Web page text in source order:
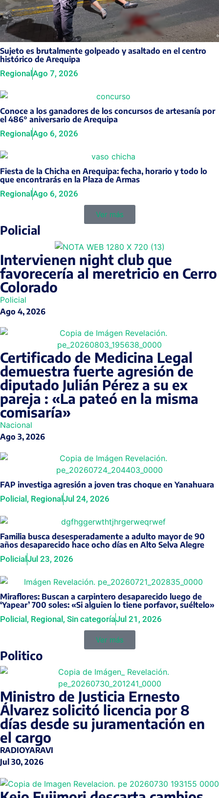
Sujeto es brutalmente golpeado y asaltado en el centro
histórico de Arequipa
Regional Ago 7, 2026
Conoce a los ganadores de los concursos de artesanía por
el 486° aniversario de Arequipa
Regional Ago 6, 2026
Fiesta de la Chicha en Arequipa: fecha, horario y todo lo
que encontrarás en la Plaza de Armas
RegionalAgo 6, 2026
Ver más
Policial
Intervienen night club que
favorecería al meretricio en Cerro
Colorado
Policial
Ago 4, 2026
Certificado de Medicina Legal
demuestra fuerte agresión de
diputado Julián Pérez a su ex
pareja : «La pateó en la misma
comisaría»
Nacional
Ago 3, 2026
FAP investiga agresión a joven tras choque en Yanahuara
Policial , Regional Jul 24, 2026
Familia busca desesperadamente a adulto mayor de 90
años desaparecido hace ocho días en Alto Selva Alegre
Policial Jul 23, 2026
Miraflores: Buscan a carpintero desaparecido luego de
‘Yapear’ 700 soles: «Si alguien lo tiene porfavor, suéltelo»
Policial, Regional, Sin categoríaJul 21, 2026
Ver más
Politico
Ministro de Justicia Ernesto
Álvarez solicitó licencia por 8
días desde su juramentación en
el cargo
RADIOYARAVI
Jul 30, 2026